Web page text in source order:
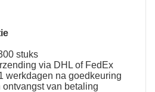
stuks
via DHL of FedEx
werkdagen na goedkeuring
van betaling